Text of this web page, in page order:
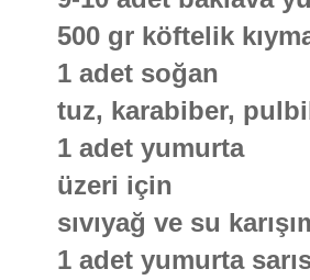
500 gr köftelik
1 adet soğan
tuz, karabiber,
1 adet yumurta
üzeri için
sıvıyağ ve su
1 adet yumurta